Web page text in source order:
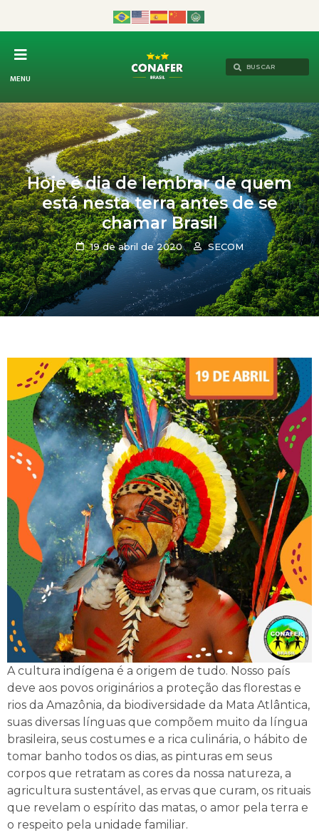
MENU
Hoje é dia de lembrar de quem
está nesta terra antes de se
chamar Brasil
19 de abril de 2020 SECOM
A cultura indígena é a origem de tudo. Nosso país
deve aos povos originários a proteção das florestas e
rios da Amazônia, da biodiversidade da Mata Atlântica,
suas diversas línguas que compõem muito da língua
brasileira, seus costumes e a rica culinária, o hábito de
tomar banho todos os dias, as pinturas em seus
corpos que retratam as cores da nossa natureza, a
agricultura sustentável, as ervas que curam, os rituais
que revelam o espírito das matas, o amor pela terra e
o respeito pela unidade familiar.